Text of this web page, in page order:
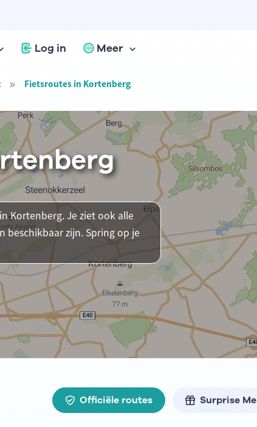
Log in Meer
Fietsroutes in Kortenberg
Kortenberg. Je ziet ook alle
zijn. Spring op je
Officiële routes Surprise Me